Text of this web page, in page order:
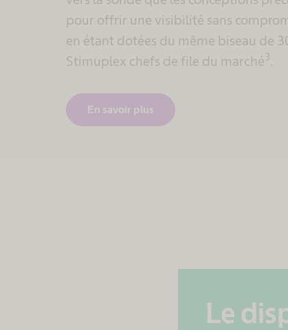
pour offrir une visibilité sans
en étant dotées du même biseau de
Stimuplex chefs de file du marché 3.
En savoir plus
Le